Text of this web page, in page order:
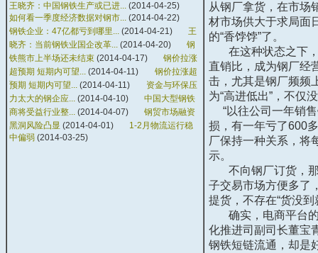
王晓齐：中国钢铁生产或已进... (2014-04-25)
如何看一季度经济数据对钢市... (2014-04-22)
钢铁企业：47亿都亏到哪里... (2014-04-21)
王
晓齐：当前钢铁业国企改革... (2014-04-20)
钢
铁熊市上半场还未结束 (2014-04-17)
钢价拉涨
超预期 短期内可望... (2014-04-11)
钢价拉涨超
预期 短期内可望... (2014-04-11)
资金与环保压
力太大的钢企应... (2014-04-10)
中国大型钢铁
商将受益行业整... (2014-04-07)
钢贸市场融资
黑洞风险凸显 (2014-04-01)
1-2月物流运行稳
中偏弱 (2014-03-25)
从钢厂拿货，在市场
材市场供大于求局面
的“香饽饽”了。
在这种状态之下，
直销比，成为钢厂经
击，尤其是钢厂频频
为“高进低出”，不仅
“以往公司一年销售
损，有一年亏了600
厂保持一种关系，将
示。
不向钢厂订货，那
子交易市场方便多了
提货，不存在“货没
确实，电商平台的
化推进司副司长董宝
钢铁短链流通，却是